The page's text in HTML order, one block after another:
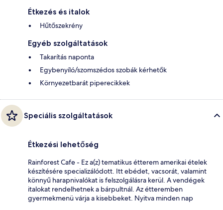
Étkezés és italok
Hűtőszekrény
Egyéb szolgáltatások
Takarítás naponta
Egybenyíló/szomszédos szobák kérhetők
Környezetbarát piperecikkek
Speciális szolgáltatások
Étkezési lehetőség
Rainforest Cafe - Ez a(z) tematikus étterem amerikai ételek
készítésére specializálódott. Itt ebédet, vacsorát, valamint
könnyű harapnivalókat is felszolgálásra kerül. A vendégek
italokat rendelhetnek a bárpultnál. Az étteremben
gyermekmenü várja a kisebbeket. Nyitva minden nap